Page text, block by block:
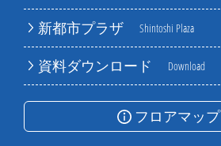
新都市プラザ Shintoshi Plaza
資料ダウンロード Download
フロアマップ